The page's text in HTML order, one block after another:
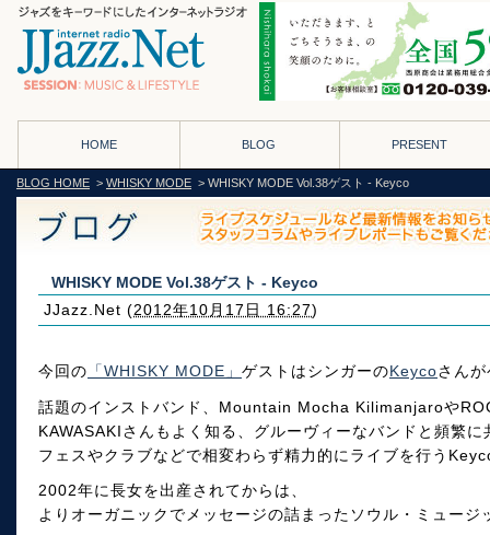
HOME BLOG PRESENT
BLOG HOME > WHISKY MODE > WHISKY MODE Vol.38ゲスト - Keyco
WHISKY MODE Vol.38ゲスト - Keyco
JJazz.Net (2012年10月17日 16:27)
今回の 「WHISKY MODE」 ゲストはシンガーのKeycoさん
話題のインストバンド、Mountain Mocha Kilimanjaroや
KAWASAKIさんもよく知る、グルーヴィーなバンドと頻繁に
フェスやクラブなどで相変わらず精力的にライブを行う
2002年に長女を出産されてからは、
よりオーガニックでメッセージの詰まったソウル・ミュー